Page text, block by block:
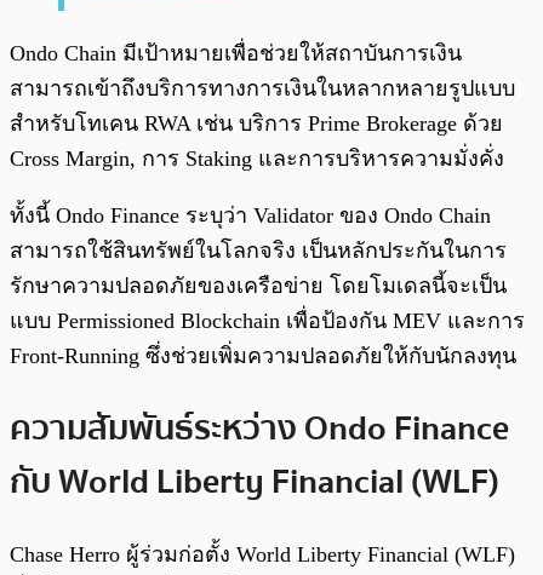
Ondo Chain มีเป้าหมายเพื่อช่วยให้สถาบันการเงิน
สามารถเข้าถึงบริการทางการเงินในหลากหลายรูปแบบ
สำหรับโทเคน RWA เช่น บริการ Prime Brokerage ด้วย
Cross Margin, การ Staking และการบริหารความมั่งคั่ง
ทั้งนี้ Ondo Finance ระบุว่า Validator ของ Ondo Chain
สามารถใช้สินทรัพย์ในโลกจริง เป็นหลักประกันในการ
รักษาความปลอดภัยของเครือข่าย โดยโมเดลนี้จะเป็น
แบบ Permissioned Blockchain เพื่อป้องกัน MEV และการ
Front-Running ซึ่งช่วยเพิ่มความปลอดภัยให้กับนักลงทุน
ความสัมพันธ์ระหว่าง Ondo Finance
กับ World Liberty Financial (WLF)
Chase Herro ผู้ร่วมก่อตั้ง World Liberty Financial (WLF)